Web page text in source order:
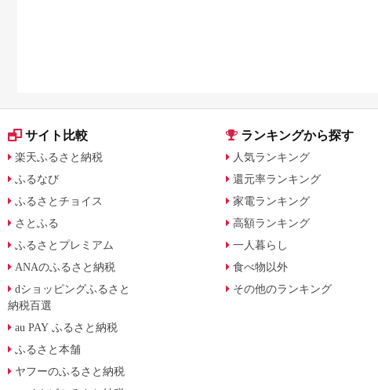
サイト比較
楽天ふるさと納税
ふるなび
ふるさとチョイス
さとふる
ふるさとプレミアム
ANAのふるさと納税
dショッピングふるさと
納税百選
au PAY ふるさと納税
ふるさと本舗
ヤフーのふるさと納税
ランキングから探す
人気ランキング
還元率ランキング
家電ランキング
高額ランキング
一人暮らし
食べ物以外
その他のランキング